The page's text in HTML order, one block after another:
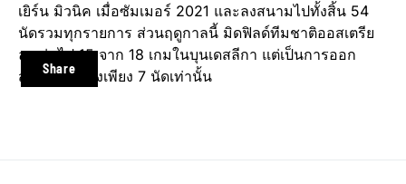
Share
เยิร์น มิวนิค เมื่อซัมเมอร์ 2021 และลงสนามไปทั้งสิ้น 54
นัดรวมทุกรายการ ส่วนฤดูกาลนี้ มิดฟิลด์ทีมชาติออสเตรีย
ลงเล่นไป 15 จาก 18 เกมในบุนเดสลีกา แต่เป็นการออก
สตาร์ทตัวจริงเพียง 7 นัดเท่านั้น